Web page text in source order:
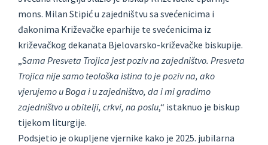
mons. Milan Stipić u zajedništvu sa svećenicima i
đakonima Križevačke eparhije te svećenicima iz
križevačkog dekanata Bjelovarsko-križevačke biskupije.
„Sama Presveta Trojica jest poziv na zajedništvo. Presveta
Trojica nije samo teološka istina to je poziv na, ako
vjerujemo u Boga i u zajedništvo, da i mi gradimo
zajedništvo u obitelji, crkvi, na poslu,“ istaknuo je biskup
tijekom liturgije.
Podsjetio je okupljene vjernike kako je 2025. jubilarna